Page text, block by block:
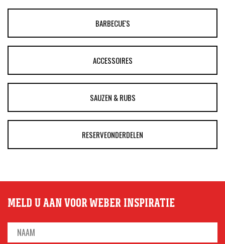
BARBECUE'S
ACCESSOIRES
SAUZEN & RUBS
RESERVEONDERDELEN
MELD U AAN VOOR WEBER INSPIRATIE